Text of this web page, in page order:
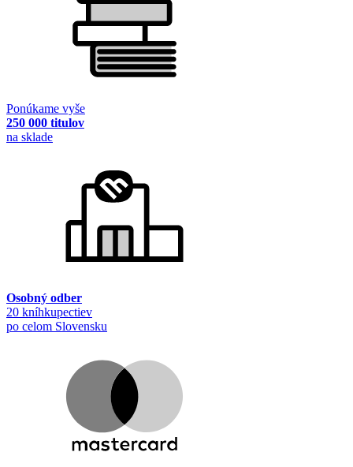
Ponúkame vyše
250 000 titulov
na sklade
Osobný odber
20 kníhkupectiev
po celom Slovensku